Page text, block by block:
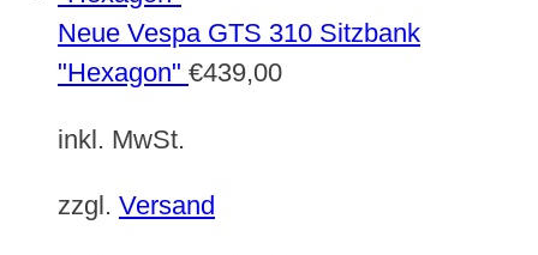
Neue Vespa GTS 310 Sitzbank
"Hexagon" €439,00
inkl. MwSt.
zzgl. Versand